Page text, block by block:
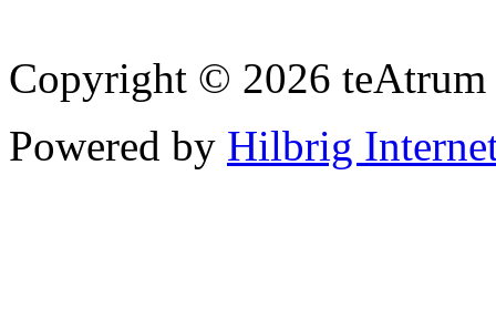
Copyright © 2026
Powered by Hilbrig